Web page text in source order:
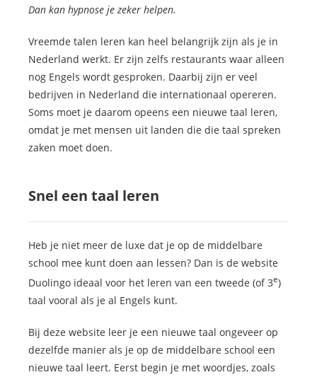
Dan kan hypnose je zeker helpen.
Vreemde talen leren kan heel belangrijk zijn als je in
Nederland werkt. Er zijn zelfs restaurants waar alleen
nog Engels wordt gesproken. Daarbij zijn er veel
bedrijven in Nederland die internationaal opereren.
Soms moet je daarom opeens een nieuwe taal leren,
omdat je met mensen uit landen die die taal spreken
zaken moet doen.
Snel een taal leren
Heb je niet meer de luxe dat je op de middelbare
school mee kunt doen aan lessen? Dan is de website
Duolingo ideaal voor het leren van een tweede (of 3e)
taal vooral als je al Engels kunt.
Bij deze website leer je een nieuwe taal ongeveer op
dezelfde manier als je op de middelbare school een
nieuwe taal leert. Eerst begin je met woordjes, zoals